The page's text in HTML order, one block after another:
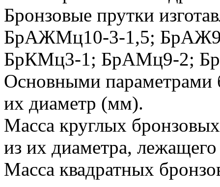
Бронзовые прутки
БрАЖМц10-3-1,5;
БрКМц3-1; БрАМц9-2;
Основными параметрами
их диаметр (мм).
Масса круглых
из их диаметра,
Масса квадратных